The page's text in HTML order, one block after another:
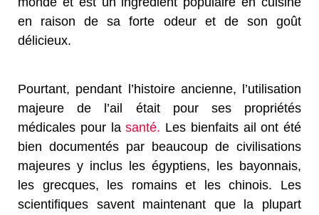
en raison de sa forte odeur et de son goût
délicieux.
Pourtant, pendant l’histoire ancienne, l’utilisation
majeure de l’ail était pour ses propriétés
médicales pour lasanté. Les bienfaits ail ont été
bien documentés par beaucoup de civilisations
majeures y inclus les égyptiens, les bayonnais,
les grecques, les romains et les chinois. Les
scientifiques savent maintenant que la plupart